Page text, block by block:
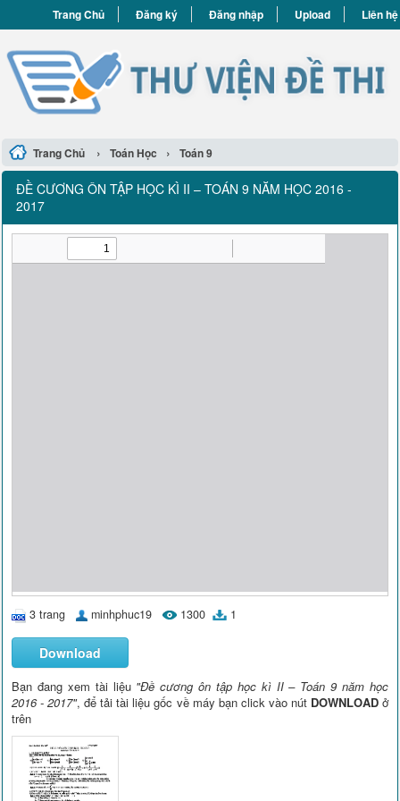
Trang Chủ Đăng ký Đăng nhập Upload Liên hệ
Trang Chủ › Toán Học › Toán 9
ĐỀ CƯƠNG ÔN TẬP HỌC KÌ II – TOÁN 9 NĂM HỌC 2016 -
2017
3 trang minhphuc19 1300 1
Download
Bạn đang xem tài liệu "Đề cương ôn tập học kì II – Toán 9 năm học
2016 - 2017", để tải tài liệu gốc về máy bạn click vào nút DOWNLOADở
trên